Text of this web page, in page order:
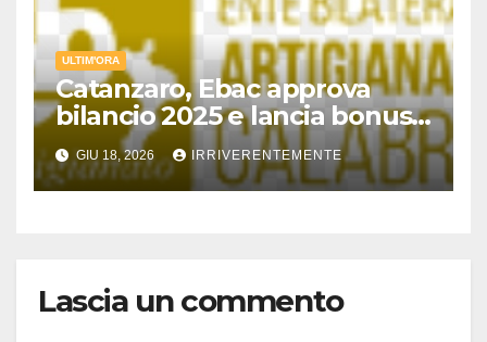
intrecci tra malavita e
insospettabile… brava gente
ULTIM'ORA
Catanzaro, Ebac approva
bilancio 2025 e lancia bonus
estate ’26
GIU 18, 2026 IRRIVERENTEMENTE
Lascia un commento